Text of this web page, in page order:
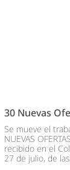
30 Nuevas
Se mueve el
NUEVAS
recibido en el
27 de julio, de las